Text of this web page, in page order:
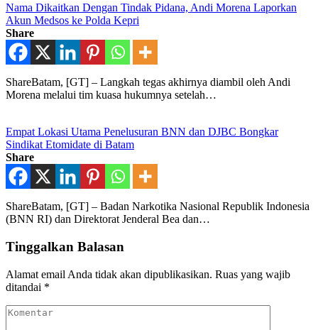
Nama Dikaitkan Dengan Tindak Pidana, Andi Morena Laporkan
Akun Medsos ke Polda Kepri
Share
ShareBatam, [GT] – Langkah tegas akhirnya diambil oleh Andi
Morena melalui tim kuasa hukumnya setelah…
Empat Lokasi Utama Penelusuran BNN dan DJBC Bongkar
Sindikat Etomidate di Batam
Share
ShareBatam, [GT] – Badan Narkotika Nasional Republik Indonesia
(BNN RI) dan Direktorat Jenderal Bea dan…
Tinggalkan Balasan
Alamat email Anda tidak akan dipublikasikan. Ruas yang wajib
ditandai *